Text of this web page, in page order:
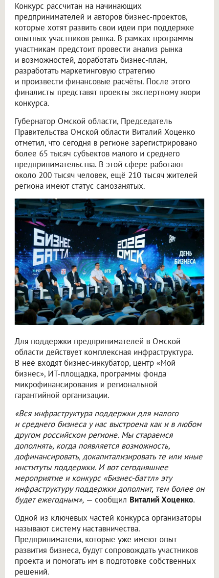
Конкурс рассчитан на начинающих
предпринимателей и авторов бизнес-проектов,
которые хотят развить свои идеи при поддержке
опытных участников рынка. В рамках программы
участникам предстоит провести анализ рынка
и возможностей, доработать бизнес-план,
разработать маркетинговую стратегию
и произвести финансовые расчёты. После этого
финалисты представят проекты экспертному жюри
конкурса.
Губернатор Омской области, Председатель
Правительства Омской области Виталий Хоценко
отметил, что сегодня в регионе зарегистрировано
более 65 тысяч субъектов малого и среднего
предпринимательства. В этой сфере работают
около 200 тысяч человек, ещё 210 тысяч жителей
региона имеют статус самозанятых.
Для поддержки предпринимателей в Омской
области действует комплексная инфраструктура.
В неё входят бизнес-инкубатор, центр «Мой
бизнес», ИТ-площадка, программы фонда
микрофинансирования и региональной
гарантийной организации.
«Вся инфраструктура поддержки для малого
и среднего бизнеса у нас выстроена как и в любом
другом российском регионе. Мы стараемся
дополнять, когда появляется возможность,
дофинансировать, докапитализировать те или иные
институты поддержки. И вот сегодняшнее
мероприятие и конкурс «Бизнес-баттл» эту
инфраструктуру поддержки дополнит, тем более он
будет ежегодным», — сообщил Виталий Хоценко.
Одной из ключевых частей конкурса организаторы
называют систему наставничества.
Предприниматели, которые уже имеют опыт
развития бизнеса, будут сопровождать участников
проекта и помогать им в подготовке собственных
решений.